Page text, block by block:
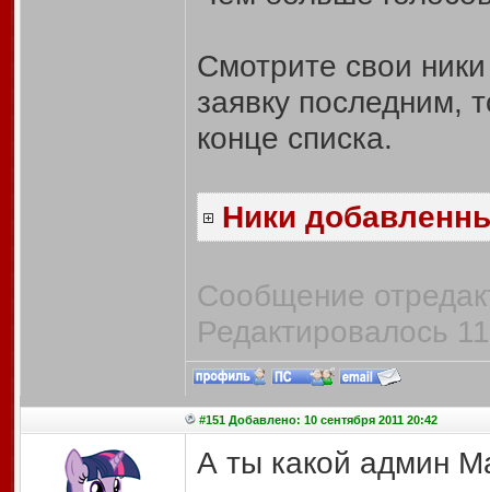
Смотрите свои
заявку последним,
конце списка.
Ники
Сообщение
Редактировалось
#151 Добавлено: 10 сентября 2011 20:42
А ты какой админ